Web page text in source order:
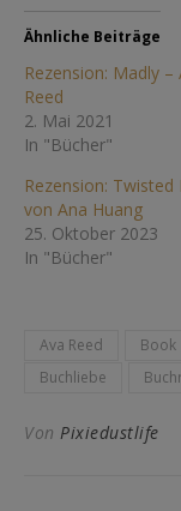
Ähnliche Beiträge
Rezension: Madly –
Reed
2. Mai 2021
In "Bücher"
Rezension: Twisted
von Ana Huang
25. Oktober 2023
In "Bücher"
Ava Reed Book
Buchliebe
Von Pixiedustlife